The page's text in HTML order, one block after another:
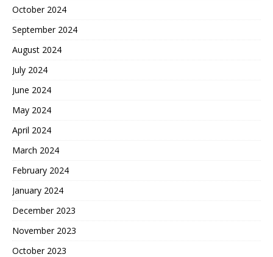
October 2024
September 2024
August 2024
July 2024
June 2024
May 2024
April 2024
March 2024
February 2024
January 2024
December 2023
November 2023
October 2023